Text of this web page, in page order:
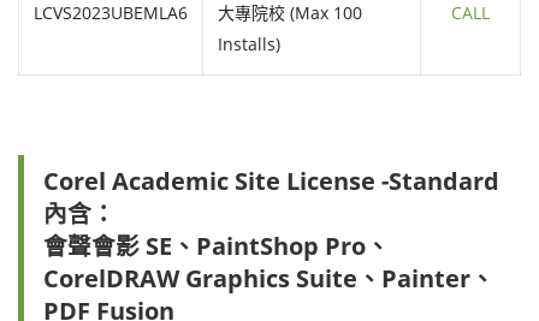
LCVS2023UBEMLA6
大專院校 (Max 100
Installs)
CALL
Corel Academic Site License -Standard
內含：
會聲會影 SE、PaintShop Pro、
CorelDRAW Graphics Suite、Painter、
PDF Fusion